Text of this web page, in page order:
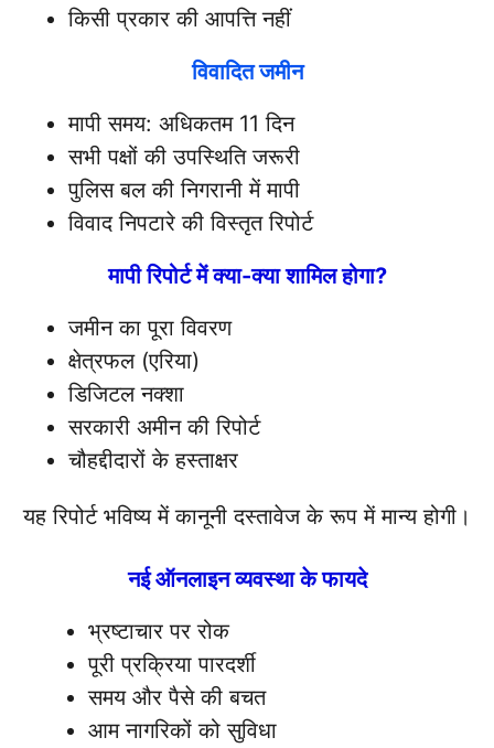
किसी प्रकार की आपत्ति नहीं
विवादित जमीन
मापी समय: अधिकतम 11 दिन
सभी पक्षों की उपस्थिति जरूरी
पुलिस बल की निगरानी में मापी
विवाद निपटारे की विस्तृत रिपोर्ट
मापी रिपोर्ट में क्या-क्या शामिल होगा?
जमीन का पूरा विवरण
क्षेत्रफल (एरिया)
डिजिटल नक्शा
सरकारी अमीन की रिपोर्ट
चौहद्दीदारों के हस्ताक्षर
यह रिपोर्ट भविष्य में कानूनी दस्तावेज के रूप में मान्य होगी।
नई ऑनलाइन व्यवस्था के फायदे
भ्रष्टाचार पर रोक
पूरी प्रक्रिया पारदर्शी
समय और पैसे की बचत
आम नागरिकों को सुविधा